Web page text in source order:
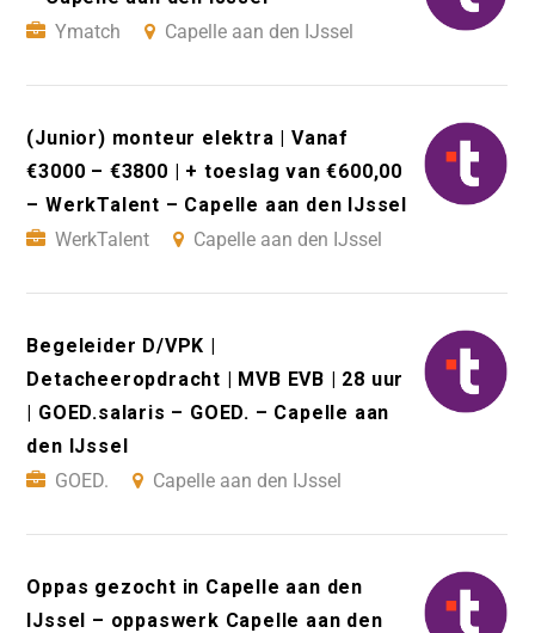
Ymatch
Capelle aan den IJssel
(Junior) monteur elektra | Vanaf
€3000 – €3800 | + toeslag van €600,00
– WerkTalent – Capelle aan den IJssel
WerkTalent
Capelle aan den IJssel
Begeleider D/VPK |
Detacheeropdracht | MVB EVB | 28 uur
| GOED.salaris – GOED. – Capelle aan
den IJssel
GOED.
Capelle aan den IJssel
Oppas gezocht in Capelle aan den
IJssel – oppaswerk Capelle aan den